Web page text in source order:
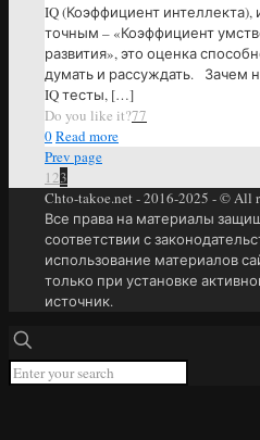
IQ (Коэффициент интеллекта),
точным – «Коэффициент
развития», это оценка
думать и рассуждать. Зачем
IQ тесты, […]
Do you like it?77
0Read more
Prev page
1 23
Chto-takoe.net - 2016-2025 - © All
Все права на материалы
соответствии с
использование материалов
только при установке
источник.